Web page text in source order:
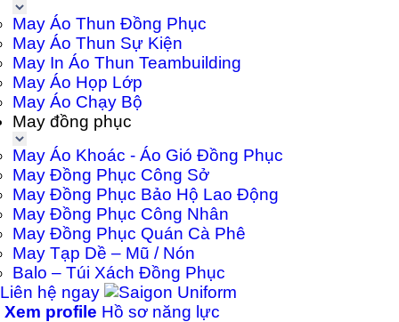
May Áo Thun Đồng Phục
May Áo Thun Sự Kiện
May In Áo Thun Teambuilding
May Áo Họp Lớp
May Áo Chạy Bộ
May đồng phục
May Áo Khoác - Áo Gió Đồng Phục
May Đồng Phục Công Sở
May Đồng Phục Bảo Hộ Lao Động
May Đồng Phục Công Nhân
May Đồng Phục Quán Cà Phê
May Tạp Dề – Mũ / Nón
Balo – Túi Xách Đồng Phục
Liên hệ ngay
Xem profile Hồ sơ năng lực